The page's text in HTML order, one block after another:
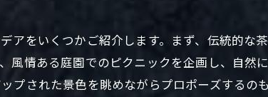
び
特別な体験と感動
験
アをいくつかご紹介します。まず、伝統的な
風情ある庭園でのピクニックを企画し、自然
プされた景色を眺めながらプロポーズするの